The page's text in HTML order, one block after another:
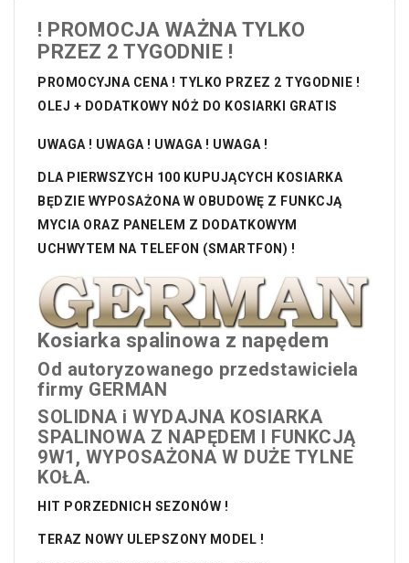
! PROMOCJA WAŻNA TYLKO
PRZEZ 2 TYGODNIE !
PROMOCYJNA CENA ! TYLKO PRZEZ 2 TYGODNIE !
OLEJ + DODATKOWY NÓŻ DO KOSIARKI GRATIS
UWAGA ! UWAGA ! UWAGA ! UWAGA !
DLA PIERWSZYCH 100 KUPUJĄCYCH KOSIARKA
BĘDZIE WYPOSAŻONA W OBUDOWĘ Z FUNKCJĄ
MYCIA ORAZ PANELEM Z DODATKOWYM
UCHWYTEM NA TELEFON (SMARTFON) !
Kosiarka spalinowa z napędem
Od autoryzowanego przedstawiciela
firmy GERMAN
SOLIDNA i WYDAJNA KOSIARKA
SPALINOWA Z NAPĘDEM I FUNKCJĄ
9W1, WYPOSAŻONA W DUŻE TYLNE
KOŁA.
HIT PORZEDNICH SEZONÓW !
TERAZ NOWY ULEPSZONY MODEL !